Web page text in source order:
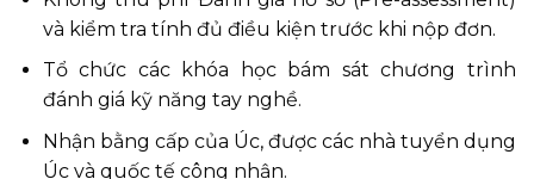
và kiểm tra tính đủ điều kiện trước khi nộp đơn.
Tổ chức các khóa học bám sát chương trình
đánh giá kỹ năng tay nghề.
Nhận bằng cấp của Úc, được các nhà tuyển dụng
Úc và quốc tế công nhận.